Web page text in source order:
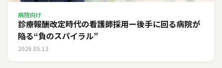
病院向け
診療報酬改定時代の看護師採用ー後手に回る病院が
陥る“負のスパイラル”
2026.05.13